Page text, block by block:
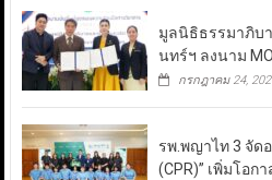
มูลนิธิธรรมาภิบ
นทร์ฯ ลงนาม
กรกฎาคม 24,
รพ.พญาไท 3 จัด
(CPR)” เพิ่มโอก